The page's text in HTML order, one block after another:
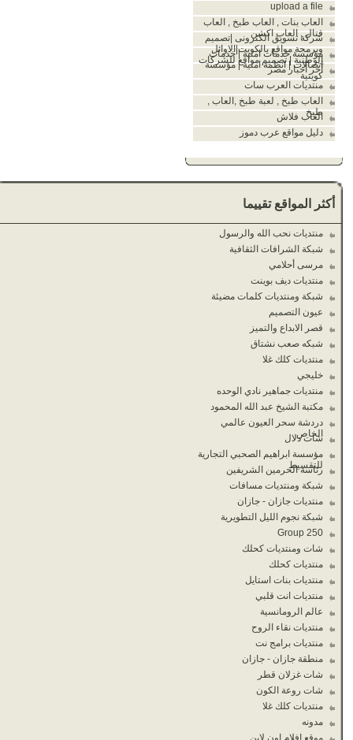
upload a file
العاب بنات , العاب طبخ , العاب
قتال , العاب اكشن
شركة تسويق الكترونى |تصميم
وبرمجة مواقع بالكويت|الاوائل
الوطنية | تصميم مواقع للشركات
مؤسسة خدمات امنية | خدمات
اتصالات | انظمة امنية | مؤسسة
كويتية
آخر أخبار مصر
منتديات العرب سات
العاب طبخ , لعبة طبخ ,العاب ,
طبخ
العاب فلاش
دليل مواقع عرب دموز
أكثر المواقع تقييما
منتديات نحب الله والرسول
شبكة الشرافات الثقافية
مرسى أحلامي
منتديات ديف بوينت
شبكة ومنتديات كلمات مضيئة
عيون التصميم
قصر الابداع والتميز
شبكه صعب نشتاق
منتديات كلك غلا
خليجي
منتديات جماهير نادي الوحده
مكتبة الشيخ عبد الله المحمود
دردشة سحر العيون عالمي
الخاص
شات دلال
مؤسسة ابراهيم الصحبي التجارية
للتقسيط
رئاسة الحرمين الشريفين
شبكة ومنتديات مسافات
منتديات جازان - جازان
شبكة نجوم الليل التطويرية
Group 250
شات ومنتديات كحلك
منتديات كحلك
منتديات بنات استايل
منتديات انت قلبي
عالم الرومانسية
منتديات نقاء الروح
منتديات برامج نت
منطقة جازان - جازان
شات غزلان قطر
شات روعة الكون
منتديات كلك غلا
مدونه
موقع افلام اون لاين